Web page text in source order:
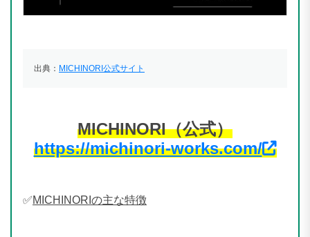
出典： MICHINORI公式サイト
MICHINORI（公式）
https://michinori-works.com/
✅MICHINORIの主な特徴